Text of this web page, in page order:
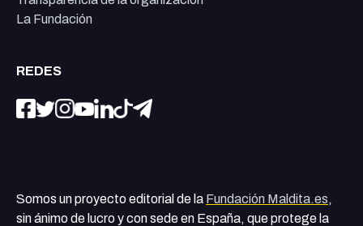
La Fundación
REDES
Somos un proyecto editorial de la Fundación Maldita.es,
sin ánimo de lucro y con sede en España, que protege la